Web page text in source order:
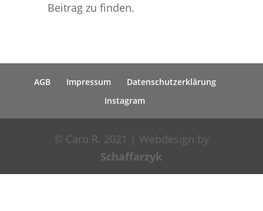
Beitrag zu finden.
AGB Impressum
Datenschutzerklärung
Instagram
© Caro R. 2021 | Webdesign by
Schaffarzyk